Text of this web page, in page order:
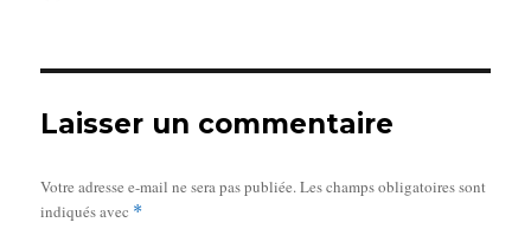
Laisser un commentaire
Votre adresse e-mail ne sera pas publiée.Les champs obligatoires sont
indiqués avec *